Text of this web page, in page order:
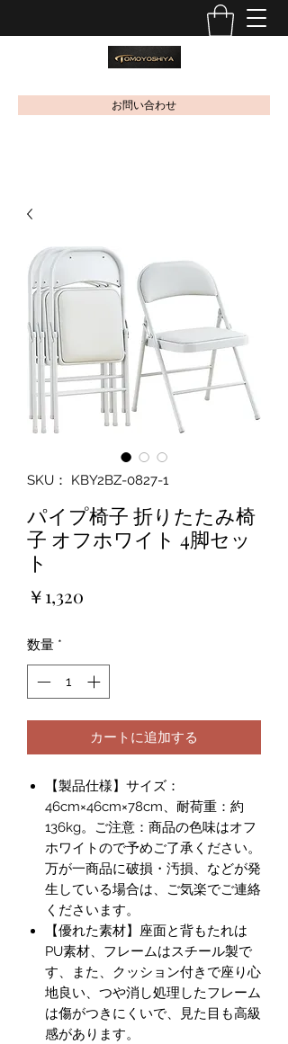
お問い合わせ
SKU： KBY2BZ-0827-1
パイプ椅子 折りたたみ椅
子 オフホワイト 4脚セッ
ト
￥1,320
数量 *
カートに追加する
【製品仕様】サイズ：
46cm×46cm×78cm、耐荷重：約
136kg。ご注意：商品の色味はオフ
ホワイトので予めご了承ください。
万が一商品に破損・汚損、などが発
生している場合は、ご気楽でご連絡
くださいます。
【優れた素材】座面と背もたれは
PU素材、フレームはスチール製で
す、また、クッション付きで座り心
地良い、つや消し処理したフレーム
は傷がつきにくいで、見た目も高級
感があります。